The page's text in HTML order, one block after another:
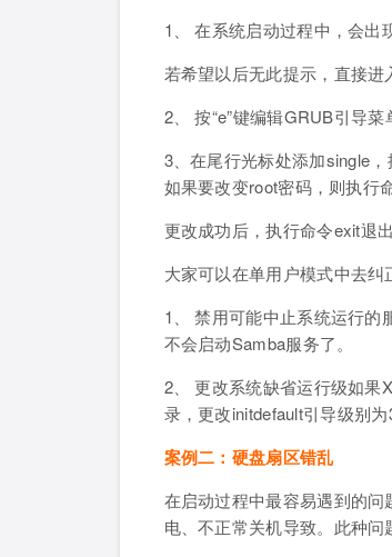
1、 在系统启动过程中，会出
若希望以后无此提示，直接进
2、 按“e”键编辑GRUB引导
3、在尾行光标处添加single
如果要改变root密码，则执行
更改成功后，执行命令exit退
大家可以在单用户模式中去纠
1、 禁用可能中止系统运行
不会启动Samba服务了。
2、 更改系统缺省运行级如果
录，更改initdefault引导级别为
案例二：硬盘扇区错乱
在启动过程中最容易遇到的
电、不正常关机导致。此种问